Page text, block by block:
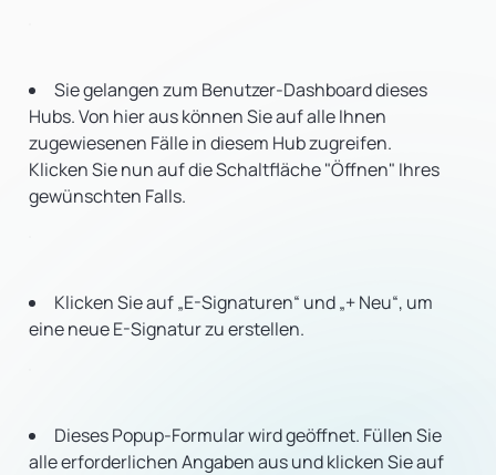
Sie gelangen zum Benutzer-Dashboard dieses
Hubs. Von hier aus können Sie auf alle Ihnen
zugewiesenen Fälle in diesem Hub zugreifen.
Klicken Sie nun auf die Schaltfläche "Öffnen" Ihres
gewünschten Falls.
Klicken Sie auf „E-Signaturen“ und „+ Neu“, um
eine neue E-Signatur zu erstellen.
Dieses Popup-Formular wird geöffnet. Füllen Sie
alle erforderlichen Angaben aus und klicken Sie auf